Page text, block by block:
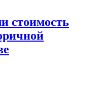
стоимость